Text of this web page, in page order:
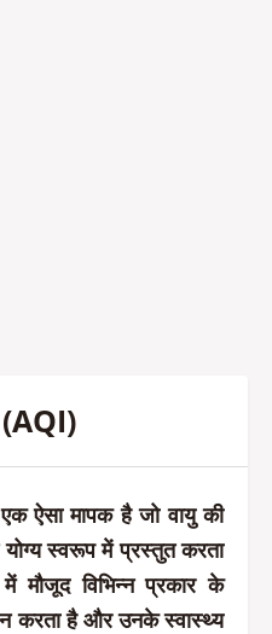
(AQI)
ऐसा मापक है जो वायु की
स्वरूप में प्रस्तुत करता
मौजूद विभिन्न प्रकार के
करता है और उनके स्वास्थ्य